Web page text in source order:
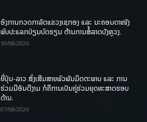
ອົງການກວດກາລັດແຂວງເຊກອງ ແລະ ນະຄອນດາໜັງ
ພົບປະແລກປ່ຽນບົດຮຽນ ຕ້ານການສໍ້ລາດບັງຫຼວງ.
10/08/2026
ຍີ່ປຸ່ນ-ລາວ ສົ່ງເສີມສາຍພົວພັນມິດຕະພາບ ແລະ ການ
ຮ່ວມມືອັນດີງາມ ກໍຄືການເປັນຄູ່ຮ່ວມຍຸດທະສາດຮອບ
ດ້ານ.
07/08/2026